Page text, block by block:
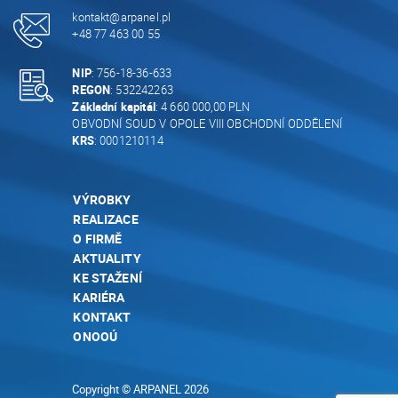
kontakt@arpanel.pl
+48 77 463 00 55
NIP: 756-18-36-633
REGON: 532242263
Základní kapitál: 4 660 000,00 PLN
OBVODNÍ SOUD V OPOLE VIII OBCHODNÍ ODDĚLENÍ
KRS: 0001210114
VÝROBKY
REALIZACE
O FIRMĚ
AKTUALITY
KE STAŽENÍ
KARIÉRA
KONTAKT
ONOOÚ
Copyright © ARPANEL 2026